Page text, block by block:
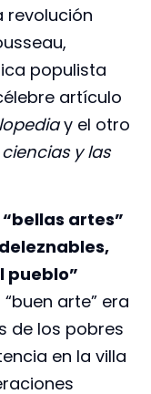
revolución
populista
artículo
y el otro
y las
artes”
pueblo”
“buen arte” era
de los pobres
en la villa